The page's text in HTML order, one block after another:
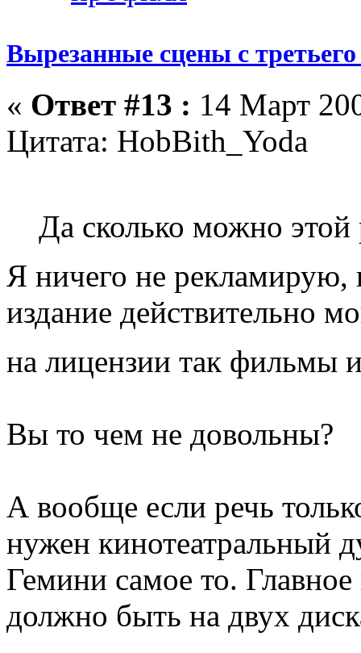
Вырезанные сцены с третьего
« Ответ #13 : 14 Март
Цитата: HobBith_Yoda
Да сколько можно
Я ничего не рекламирую,
издание действительно
на лицензии так фильмы
Вы то чем не довольны?
А вообще если речь
нужен кинотеатральный
Гемини самое то. Главное
должно быть на двух